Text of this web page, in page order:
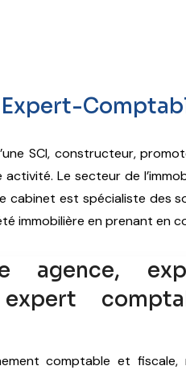
Expert-
SCI, constructeur,
Le secteur de
cabinet est spécialiste des
immobilière en prenant en
agence,
comptable et fiscale,